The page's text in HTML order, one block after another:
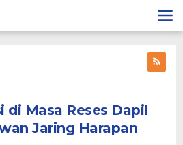
di Masa Reses Dapil
Jaring Harapan